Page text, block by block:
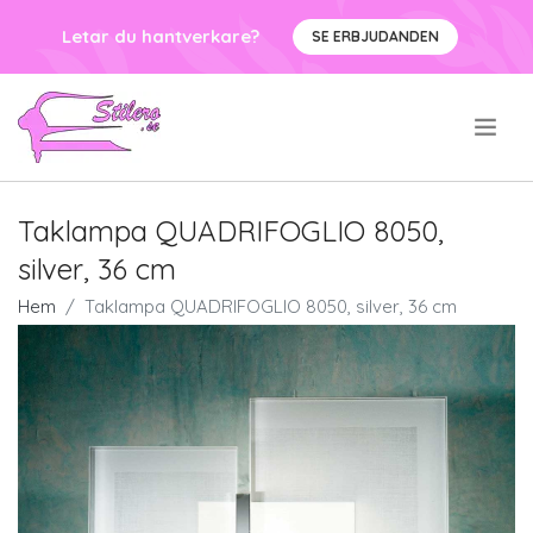
Letar du hantverkare? SE ERBJUDANDEN
Taklampa QUADRIFOGLIO 8050,
silver, 36 cm
Hem Taklampa QUADRIFOGLIO 8050, silver, 36 cm